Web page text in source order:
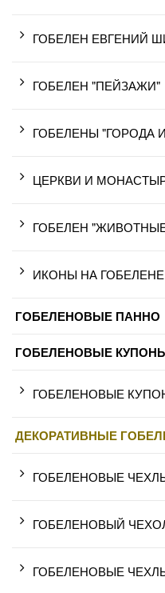
ГОБЕЛЕН ЕВГЕНИЙ
ГОБЕЛЕН "ПЕЙЗАЖИ"
ГОБЕЛЕНЫ "ГОРОДА
ЦЕРКВИ И
ГОБЕЛЕН
ИКОНЫ НА ГОБЕЛЕНЕ
ГОБЕЛЕНОВЫЕ ПАННО
ГОБЕЛЕНОВЫЕ
ГОБЕЛЕНОВЫЕ
ДЕКОРАТИВНЫЕ
ГОБЕЛЕНОВЫЕ
ГОБЕЛЕНОВЫЙ
ГОБЕЛЕНОВЫЕ